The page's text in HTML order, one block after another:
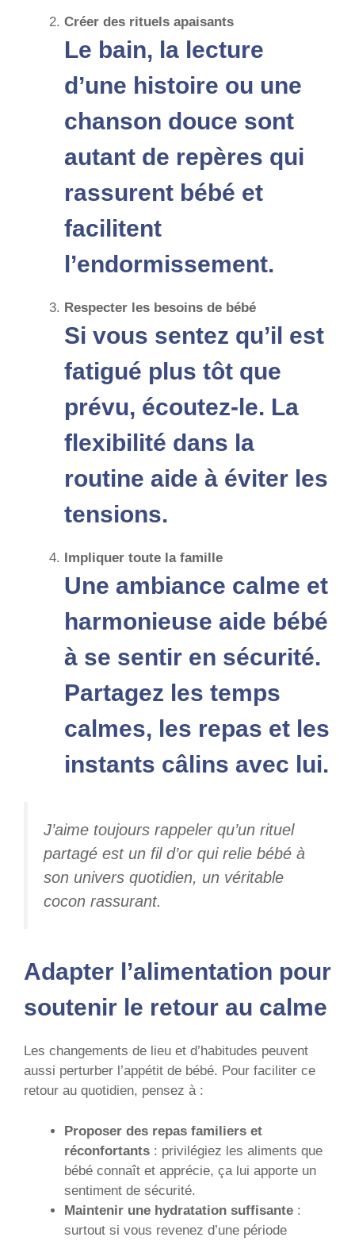
Créer des rituels apaisants
Le bain, la lecture
d’une histoire ou une
chanson douce sont
autant de repères qui
rassurent bébé et
facilitent
l’endormissement.
Respecter les besoins de bébé
Si vous sentez qu’il est
fatigué plus tôt que
prévu, écoutez-le. La
flexibilité dans la
routine aide à éviter les
tensions.
Impliquer toute la famille
Une ambiance calme et
harmonieuse aide bébé
à se sentir en sécurité.
Partagez les temps
calmes, les repas et les
instants câlins avec lui.
J’aime toujours rappeler qu’un rituel
partagé est un fil d’or qui relie bébé à
son univers quotidien, un véritable
cocon rassurant.
Adapter l’alimentation pour
soutenir le retour au calme
Les changements de lieu et d’habitudes peuvent
aussi perturber l’appétit de bébé. Pour faciliter ce
retour au quotidien, pensez à :
Proposer des repas familiers et
réconfortants : privilégiez les aliments que
bébé connaît et apprécie, ça lui apporte un
sentiment de sécurité.
Maintenir une hydratation suffisante :
surtout si vous revenez d’une période